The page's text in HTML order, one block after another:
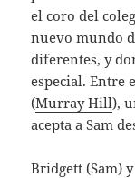
el coro del
nuevo mundo
diferentes, y
especial. Entre
(Murray Hill),
acepta a Sam
Bridgett (Sam)